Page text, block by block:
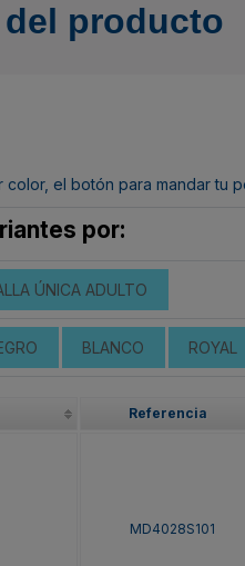
producto
color, el botón para mandar tu
por:
ÚNICA ADULTO
BLANCO ROYAL
Referencia
MD4028S101